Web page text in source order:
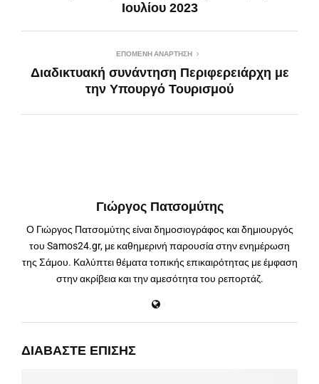
Ιουλίου 2023
ΕΠΌΜΕΝΗ ΑΝΆΡΤΗΣΗ
Διαδικτυακή συνάντηση Περιφερειάρχη με
την Υπουργό Τουρισμού
Γιώργος Πατσομύτης
Ο Γιώργος Πατσομύτης είναι δημοσιογράφος και δημιουργός
του Samos24.gr, με καθημερινή παρουσία στην ενημέρωση
της Σάμου. Καλύπτει θέματα τοπικής επικαιρότητας με έμφαση
στην ακρίβεια και την αμεσότητα του ρεπορτάζ.
ΔΙΑΒΆΣΤΕ ΕΠΊΣΗΣ